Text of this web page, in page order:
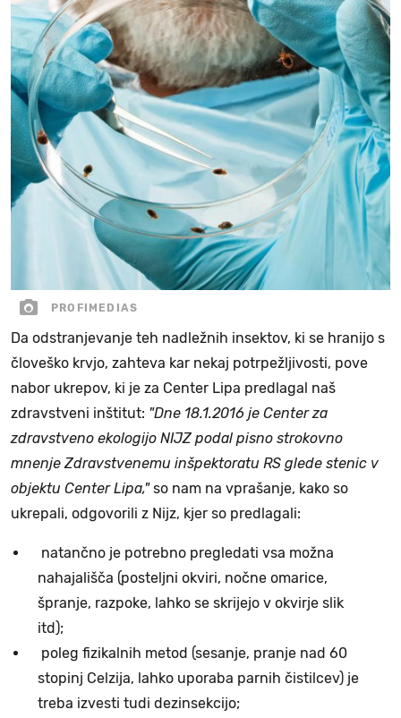
PROFIMEDIAS
Da odstranjevanje teh nadležnih insektov, ki se hranijo s
človeško krvjo, zahteva kar nekaj potrpežljivosti, pove
nabor ukrepov, ki je za Center Lipa predlagal naš
zdravstveni inštitut: "Dne 18.1.2016 je Center za
zdravstveno ekologijo NIJZ podal pisno strokovno
mnenje Zdravstvenemu inšpektoratu RS glede stenic v
objektu Center Lipa,"so nam na vprašanje, kako so
ukrepali, odgovorili z Nijz, kjer so predlagali:
natančno je potrebno pregledati vsa možna
nahajališča (posteljni okviri, nočne omarice,
špranje, razpoke, lahko se skrijejo v okvirje slik
itd);
poleg fizikalnih metod (sesanje, pranje nad 60
stopinj Celzija, lahko uporaba parnih čistilcev) je
treba izvesti tudi dezinsekcijo;